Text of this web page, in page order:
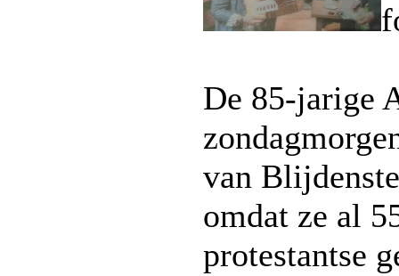
De 85-jarige
van
omdat ze al
protestantse